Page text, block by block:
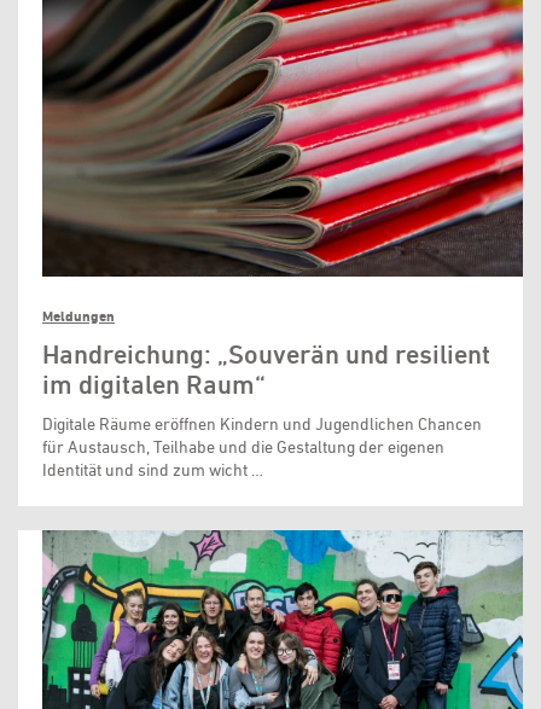
Meldungen
Handreichung: „Souverän und resilient
im digitalen Raum“
Digitale Räume eröffnen Kindern und Jugendlichen Chancen
für Austausch, Teilhabe und die Gestaltung der eigenen
Identität und sind zum wicht …